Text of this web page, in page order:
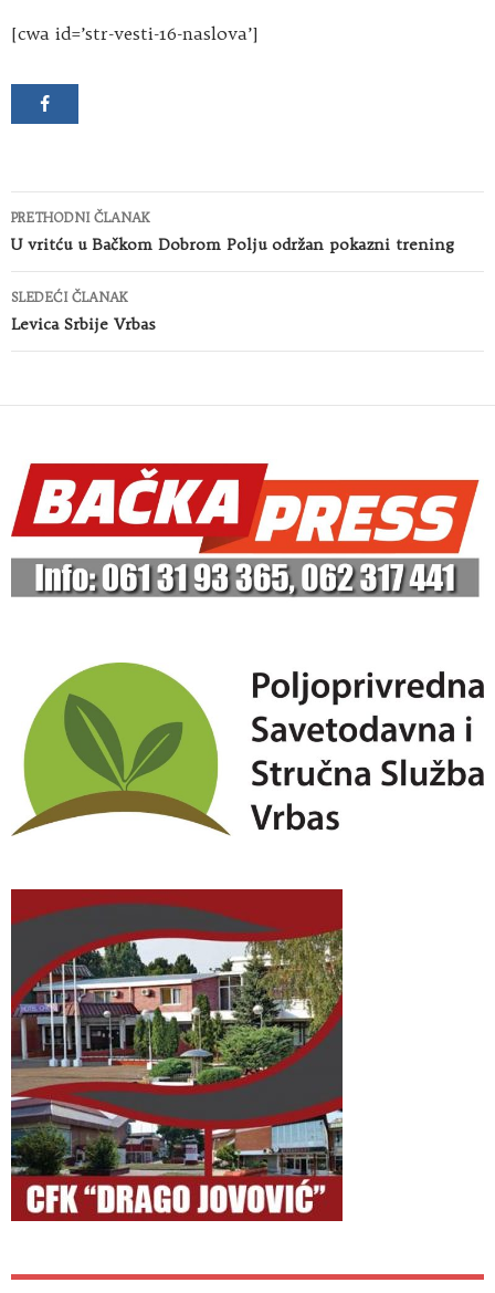
[cwa id=’str-vesti-16-naslova’]
Kretanje
članaka
PRETHODNI ČLANAK
U vritću u Bačkom Dobrom Polju održan pokazni trening
SLEDEĆI ČLANAK
Levica Srbije Vrbas